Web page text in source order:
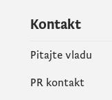
Kontakt
Pitajte vladu
PR kontakt